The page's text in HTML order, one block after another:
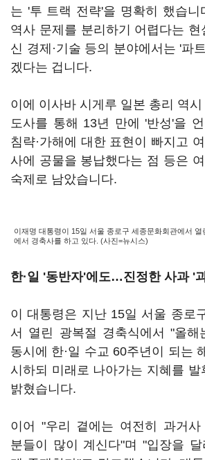
는 '투 트랙 전략'을 명확히 했습니
역사 문제를 분리하기 어렵다는 현
신 경제·기술 등의 분야에서는 '파
겠다는 겁니다.
이에 이사바 시게루 일본 총리 역
도사를 통해 13년 만에 '반성'을
침략·가해에 대한 표현이 빠지고
사에 공물을 봉납했다는 점 등은
숙제로 남았습니다.
이재명 대통령이 15일 서울 종로구 세종문화회관에서
에서 경축사를 하고 있다. (사진=뉴시스)
한·일 '동반자'에도…진정한 사과 '
이 대통령은 지난 15일 서울 종로
서 열린 광복절 경축식에서 "올해
동시에 한·일 수교 60주년이 되는
시하되 미래로 나아가는 지혜를 발
밝혔습니다.
이어 "우리 곁에는 여전히 과거사
분들이 많이 계신다"며 "입장을